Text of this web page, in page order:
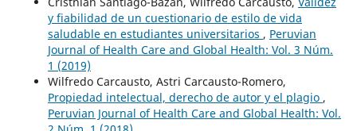
y fiabilidad de un cuestionario de estilo de vida
saludable en estudiantes universitarios , Peruvian
Journal of Health Care and Global Health: Vol. 3 Núm.
1 (2019)
Wilfredo Carcausto, Astri Carcausto-Romero,
Propiedad intelectual, derecho de autor y el plagio ,
Peruvian Journal of Health Care and Global Health: Vol.